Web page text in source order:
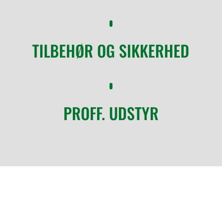
TILBEHØR OG SIKKERHED
PROFF. UDSTYR